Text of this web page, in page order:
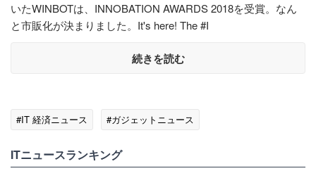
いたWINBOTは、INNOBATION AWARDS 2018を受賞。なん
と市販化が決まりました。It's here! The #I
続きを読む
#IT 経済ニュース #ガジェットニュース
ITニュースランキング